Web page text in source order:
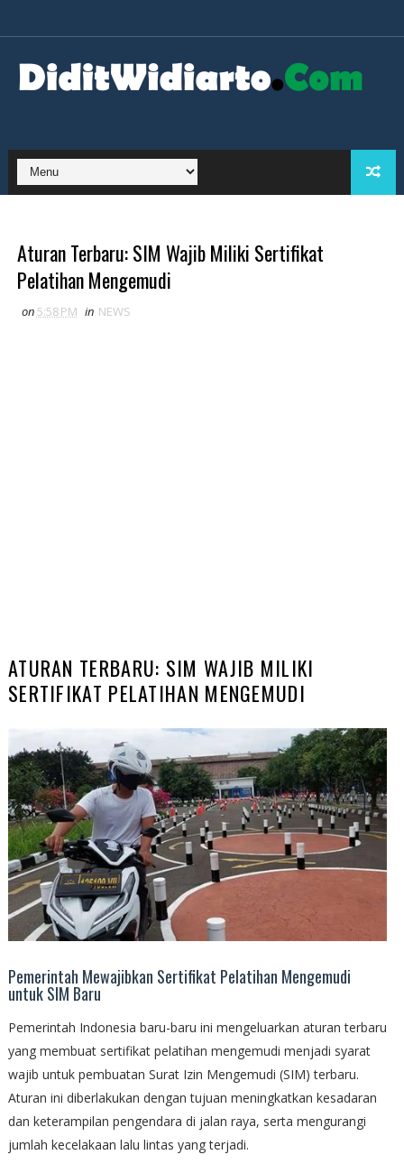
Aturan Terbaru: SIM Wajib Miliki Sertifikat
Pelatihan Mengemudi
on 5:58 PM in NEWS
ATURAN TERBARU: SIM WAJIB MILIKI
SERTIFIKAT PELATIHAN MENGEMUDI
Pemerintah Mewajibkan Sertifikat Pelatihan Mengemudi
untuk SIM Baru
Pemerintah Indonesia baru-baru ini mengeluarkan aturan terbaru
yang membuat sertifikat pelatihan mengemudi menjadi syarat
wajib untuk pembuatan Surat Izin Mengemudi (SIM) terbaru.
Aturan ini diberlakukan dengan tujuan meningkatkan kesadaran
dan keterampilan pengendara di jalan raya, serta mengurangi
jumlah kecelakaan lalu lintas yang terjadi.